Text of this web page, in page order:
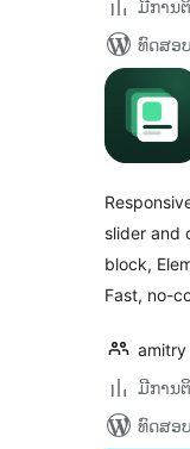
ມີການ
ທົດສອ
slider and
block,
Fast, no-
amitry
ມີການ
ທົດສອ